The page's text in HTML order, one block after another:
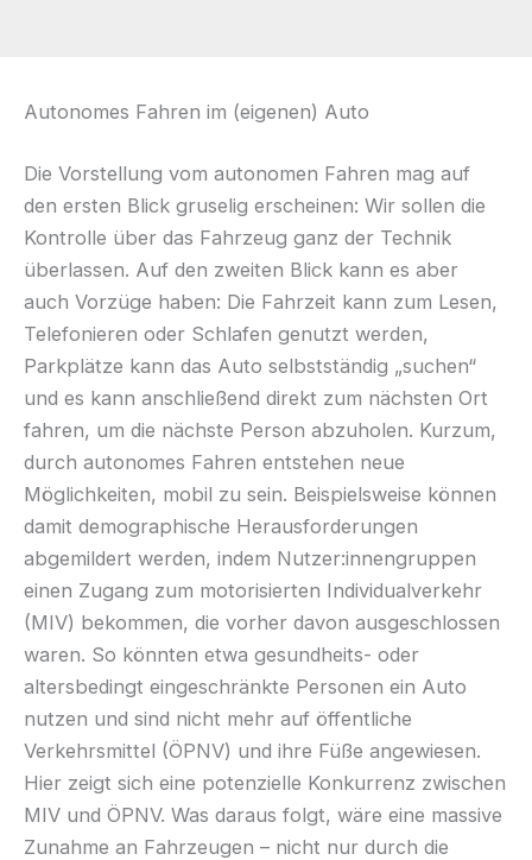
Autonomes Fahren im (eigenen) Auto
Die Vorstellung vom autonomen Fahren mag auf
den ersten Blick gruselig erscheinen: Wir sollen die
Kontrolle über das Fahrzeug ganz der Technik
überlassen. Auf den zweiten Blick kann es aber
auch Vorzüge haben: Die Fahrzeit kann zum Lesen,
Telefonieren oder Schlafen genutzt werden,
Parkplätze kann das Auto selbstständig „suchen“
und es kann anschließend direkt zum nächsten Ort
fahren, um die nächste Person abzuholen. Kurzum,
durch autonomes Fahren entstehen neue
Möglichkeiten, mobil zu sein. Beispielsweise können
damit demographische Herausforderungen
abgemildert werden, indem Nutzer:innengruppen
einen Zugang zum motorisierten Individualverkehr
(MIV) bekommen, die vorher davon ausgeschlossen
waren. So könnten etwa gesundheits- oder
altersbedingt eingeschränkte Personen ein Auto
nutzen und sind nicht mehr auf öffentliche
Verkehrsmittel (ÖPNV) und ihre Füße angewiesen.
Hier zeigt sich eine potenzielle Konkurrenz zwischen
MIV und ÖPNV. Was daraus folgt, wäre eine massive
Zunahme an Fahrzeugen – nicht nur durch die